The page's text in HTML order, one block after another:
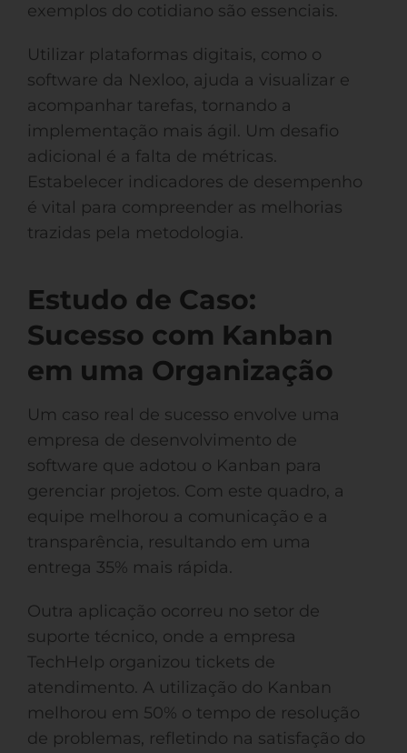
exemplos do cotidiano são essenciais.
Utilizar plataformas digitais, como o
software da Nexloo, ajuda a visualizar e
acompanhar tarefas, tornando a
implementação mais ágil. Um desafio
adicional é a falta de métricas.
Estabelecer indicadores de desempenho
é vital para compreender as melhorias
trazidas pela metodologia.
Estudo de Caso:
Sucesso com Kanban
em uma Organização
Um caso real de sucesso envolve uma
empresa de desenvolvimento de
software que adotou o Kanban para
gerenciar projetos. Com este quadro, a
equipe melhorou a comunicação e a
transparência, resultando em uma
entrega 35% mais rápida.
Outra aplicação ocorreu no setor de
suporte técnico, onde a empresa
TechHelp organizou tickets de
atendimento. A utilização do Kanban
melhorou em 50% o tempo de resolução
de problemas, refletindo na satisfação do